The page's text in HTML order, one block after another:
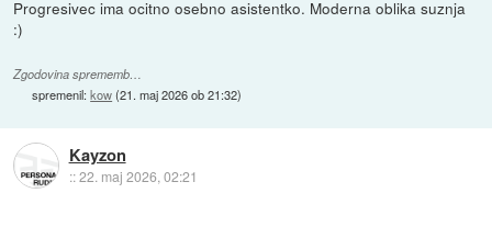
Progresivec ima ocitno osebno asistentko. Moderna oblika suznja
:)
Zgodovina sprememb…
spremenil:kow(21. maj 2026 ob 21:32)
Kayzon
::22. maj 2026, 02:21